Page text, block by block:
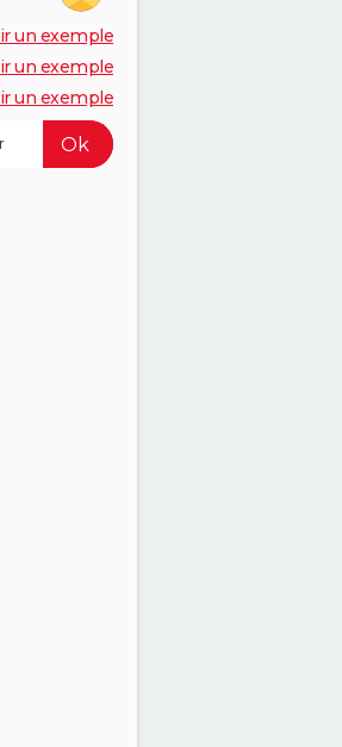
un exemple
un exemple
un exemple